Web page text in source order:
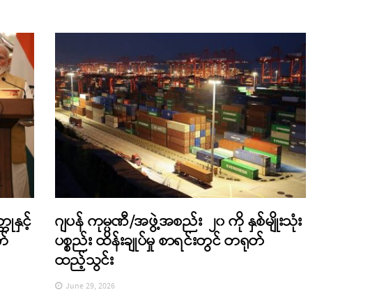
နှင့် ဂျပန် ကုမ္ပဏီ/အဖွဲ့အစည်း ၂၀ ကို နှစ်မျိုးသုံး
ပစ္စည်း ထိန်းချုပ်မှု စာရင်းတွင် တရုတ်
ထည့်သွင်း
June 29, 2026